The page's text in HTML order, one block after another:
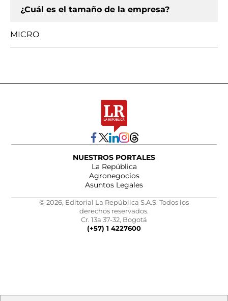
¿Cuál es el tamaño de la empresa?
MICRO
NUESTROS PORTALES
La República
Agronegocios
Asuntos Legales
© 2026, Editorial La República S.A.S. Todos los
derechos reservados.
Cr. 13a 37-32, Bogotá
(+57) 1 4227600